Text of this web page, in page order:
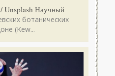
Unsplash Научный
ботанических
(Kew...